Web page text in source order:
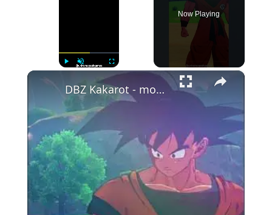
Now Playing
×
DBZ Kakarot - momento em que Goku chegou para enfrentar Vegeta - #dbz #gaming #gameplay